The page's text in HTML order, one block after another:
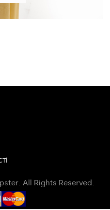
All Rights Reserved.